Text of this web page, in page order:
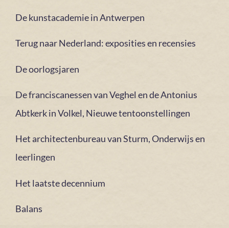
De kunstacademie in Antwerpen
Terug naar Nederland: exposities en recensies
De oorlogsjaren
De franciscanessen van Veghel en de Antonius
Abtkerk in Volkel, Nieuwe tentoonstellingen
Het architectenbureau van Sturm, Onderwijs en
leerlingen
Het laatste decennium
Balans